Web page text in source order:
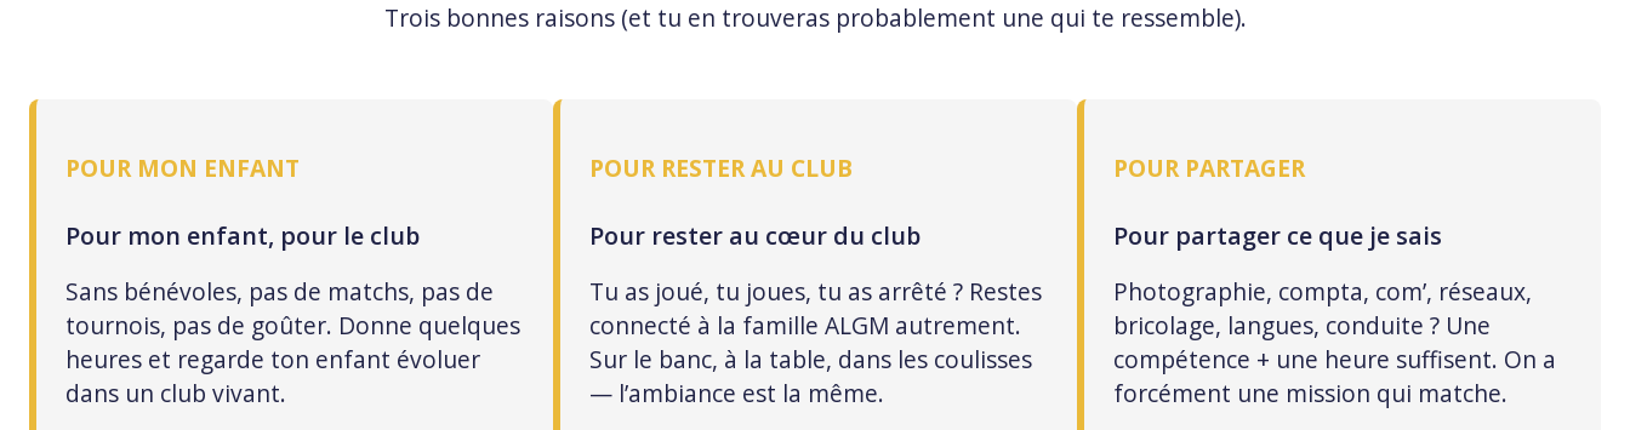
Trois bonnes raisons (et tu en trouveras probablement une qui te ressemble).
POUR MON ENFANT
Pour mon enfant, pour le club
Sans bénévoles, pas de matchs, pas de
tournois, pas de goûter. Donne quelques
heures et regarde ton enfant évoluer
dans un club vivant.
POUR RESTER AU CLUB
Pour rester au cœur du club
Tu as joué, tu joues, tu as arrêté ? Restes
connecté à la famille ALGM autrement.
Sur le banc, à la table, dans les coulisses
— l’ambiance est la même.
POUR PARTAGER
Pour partager ce que je sais
Photographie, compta, com’, réseaux,
bricolage, langues, conduite ? Une
compétence + une heure suffisent. On a
forcément une mission qui matche.